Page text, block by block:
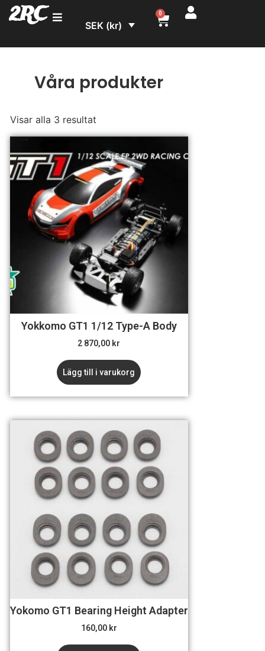
2RC SEK (kr)
0
Våra produkter
Visar alla 3 resultat
Yokkomo GT1 1/12 Type-A Body
2 870,00 kr
Lägg till i varukorg
Yokomo GT1 Bearing Height Adapter
160,00 kr